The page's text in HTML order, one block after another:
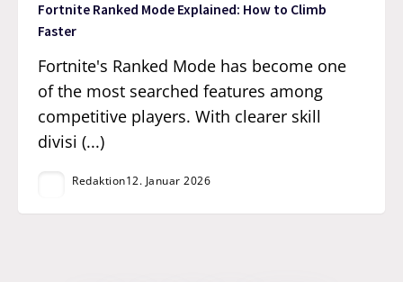
Fortnite Ranked Mode Explained: How to Climb
Faster
Fortnite's Ranked Mode has become one
of the most searched features among
competitive players. With clearer skill
divisi (...)
Redaktion12. Januar 2026